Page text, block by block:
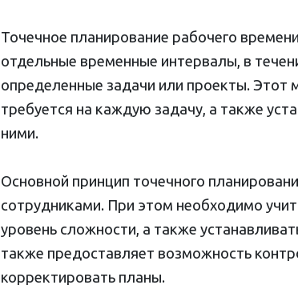
Точечное планирование рабочего
отдельные временные интервалы, в
определенные задачи или проекты. Этот
требуется на каждую задачу, а также
ними.
Основной принцип точечного
сотрудниками. При этом необходимо
уровень сложности, а также
также предоставляет возможность
корректировать планы.